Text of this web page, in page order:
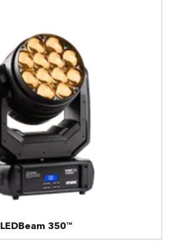
LEDBeam 350™